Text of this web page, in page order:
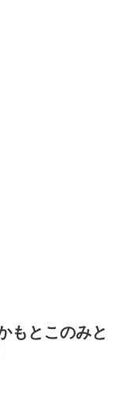
もとこのみと